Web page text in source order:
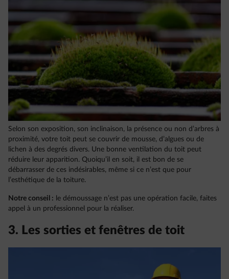
Selon son exposition, son inclinaison, la présence ou non d’arbres à
proximité, votre toit peut se couvrir de mousse, d’algues ou de
lichen à des degrés divers. Une bonne ventilation du toit peut
réduire leur apparition. Quoiqu’il en soit, il est bon de se
débarrasser de ces indésirables, même si ce n’est que pour
l’esthétique de la toiture.
Notre conseil : le démoussage n’est pas une opération facile, faites
appel à un professionnel pour la réaliser.
3. Les sorties et fenêtres de toit